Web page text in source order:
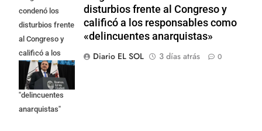
condenó los
disturbios frente
al Congreso y
calificó a los
responsables
como
"delincuentes
anarquistas"
disturbios frente al Congreso y
calificó a los responsables como
«delincuentes anarquistas»
Diario EL SOL
3 días atrás 0